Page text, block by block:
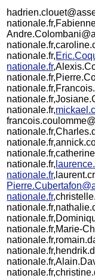
nationale.fr,
nationale.fr
nationale.fr,
nationale.fr,
nationale.fr
nationale.fr
nationale.fr,Marie-